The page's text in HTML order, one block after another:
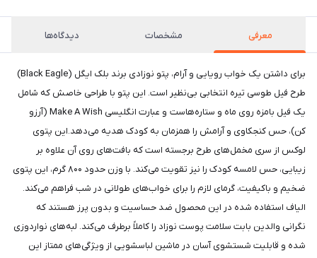
معرفی مشخصات دیدگاه‌ها
برای داشتن یک خواب رویایی و آرام، پتو نوزادی برند بلک ایگل (Black Eagle)
طرح فیل طوسی تیره انتخابی بی‌نظیر است. این پتو با طراحی خاصش که شامل
یک فیل بامزه روی ماه و ستاره‌هاست و عبارت انگلیسی Make A Wish (آرزو
کن)، حس کنجکاوی و آرامش را همزمان به کودک هدیه می‌دهد.این پتوی
لوکس از سری مخمل‌های طرح برجسته است که بافت‌های روی آن علاوه بر
زیبایی، حس لامسه کودک را نیز تقویت می‌کند. با وزن حدود ۸۰۰ گرم، این پتوی
ضخیم و باکیفیت، گرمای لازم را برای خواب‌های طولانی در شب فراهم می‌کند.
الیاف استفاده شده در این محصول ضد حساسیت و بدون پرز هستند که
نگرانی والدین بابت سلامت پوست نوزاد را کاملاً برطرف می‌کند. لبه‌های نواردوزی
شده و قابلیت شستشوی آسان در ماشین لباسشویی از ویژگی‌های ممتاز این